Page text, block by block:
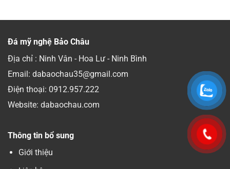
Đá mỹ nghệ Bảo Châu
Địa chỉ : Ninh Vân - Hoa Lư - Ninh Bình
Email: dabaochau35@gmail.com
Điện thoại: 0912.957.222
Website: dabaochau.com
Thông tin bổ sung
Giới thiệu